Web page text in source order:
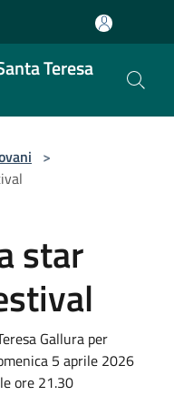
Teresa
>
star
Gallura per
5 aprile 2026
ore 21.30